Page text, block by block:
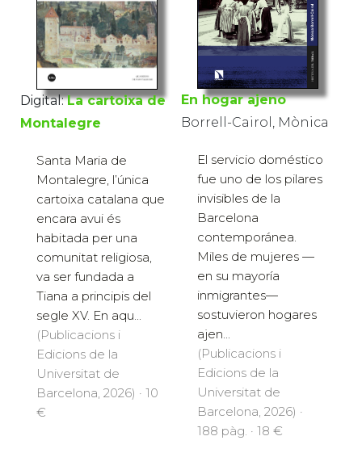
Digital: La cartoixa de
Montalegre
Santa Maria de
Montalegre, l’única
cartoixa catalana que
encara avui és
habitada per una
comunitat religiosa,
va ser fundada a
Tiana a principis del
segle XV. En aqu...
(Publicacions i
Edicions de la
Universitat de
Barcelona, 2026) · 10
€
En hogar ajeno
Borrell-Cairol, Mònica
El servicio doméstico
fue uno de los pilares
invisibles de la
Barcelona
contemporánea.
Miles de mujeres —
en su mayoría
inmigrantes—
sostuvieron hogares
ajen...
(Publicacions i
Edicions de la
Universitat de
Barcelona, 2026) ·
188 pàg. · 18 €